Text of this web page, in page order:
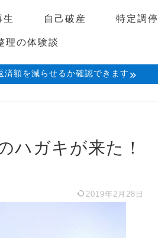
生 自己破産 特定調停
理の体験談
済額を減らせるか確認できます
ハガキが来た！
2019年2月28日